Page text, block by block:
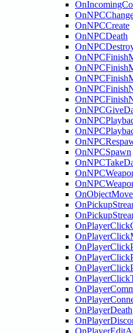
OnNPCCreate
OnNPCDeath
OnNPCSpawn
OnPlayerDeath